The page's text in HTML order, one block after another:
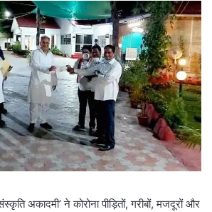
अकादमी’ ने कोरोना पीड़ितों, गरीबों, मजदूरों और